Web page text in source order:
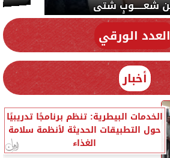
من شعـــــوبٍ شتى
العدد الورقي
أخبار
الخدمات البيطرية: تنظم برنامجًا تدريبيًا
حول التطبيقات الحديثة لأنظمة سلامة
الغذاء